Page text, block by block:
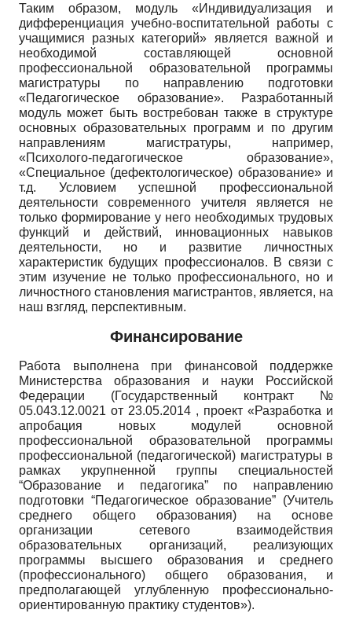
Таким образом, модуль «Индивидуализация и
дифференциация учебно-воспитательной работы с
учащимися разных категорий» является важной и
необходимой составляющей основной
профессиональной образовательной программы
магистратуры по направлению подготовки
«Педагогическое образование». Разработанный
модуль может быть востребован также в структуре
основных образовательных программ и по другим
направлениям магистратуры, например,
«Психолого-педагогическое образование»,
«Специальное (дефектологическое) образование» и
т.д. Условием успешной профессиональной
деятельности современного учителя является не
только формирование у него необходимых трудовых
функций и действий, инновационных навыков
деятельности, но и развитие личностных
характеристик будущих профессионалов. В связи с
этим изучение не только профессионального, но и
личностного становления магистрантов, является, на
наш взгляд, перспективным.
Финансирование
Работа выполнена при финансовой поддержке
Министерства образования и науки Российской
Федерации (Государственный контракт №
05.043.12.0021 от 23.05.2014 , проект «Разработка и
апробация новых модулей основной
профессиональной образовательной программы
профессиональной (педагогической) магистратуры в
рамках укрупненной группы специальностей
“Образование и педагогика” по направлению
подготовки “Педагогическое образование” (Учитель
среднего общего образования) на основе
организации сетевого взаимодействия
образовательных организаций, реализующих
программы высшего образования и среднего
(профессионального) общего образования, и
предполагающей углубленную профессионально-
ориентированную практику студентов»).